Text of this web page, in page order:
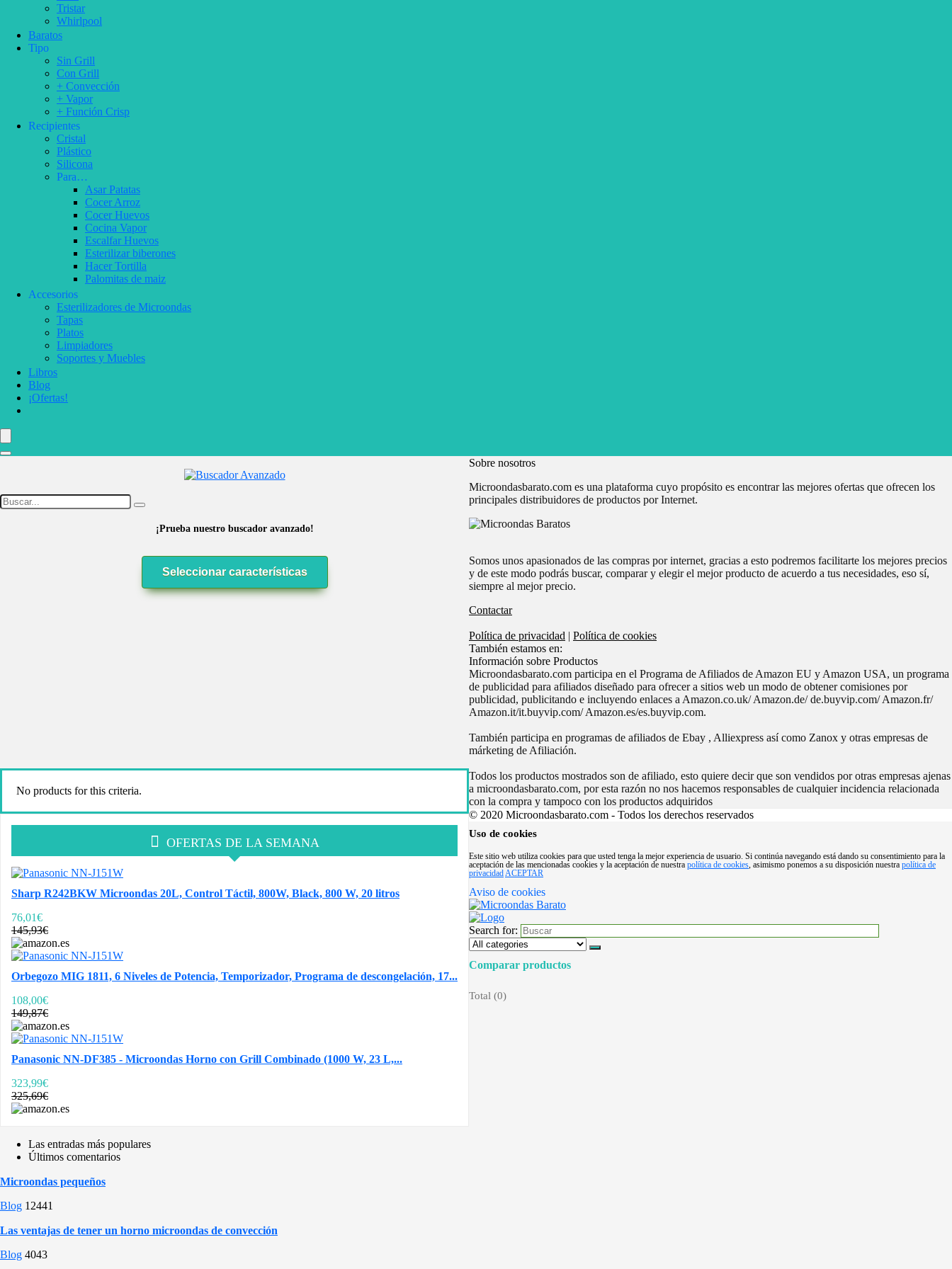
Tristar
Whirlpool
Baratos
Tipo
Sin Grill
Con Grill
+ Convección
+ Vapor
+ Función Crisp
Recipientes
Cristal
Plástico
Silicona
Para…
Asar Patatas
Cocer Arroz
Cocer Huevos
Cocina Vapor
Escalfar Huevos
Esterilizar biberones
Hacer Tortilla
Palomitas de maiz
Accesorios
Esterilizadores de Microondas
Tapas
Platos
Limpiadores
Soportes y Muebles
Libros
Blog
¡Ofertas!
¡Prueba nuestro buscador avanzado!
Seleccionar características
No products for this criteria.
OFERTAS DE LA SEMANA
Sharp R242BKW Microondas 20L, Control Táctil, 800W, Black, 800 W, 20 litros
76,01€
145,93€
Orbegozo MIG 1811, 6 Niveles de Potencia, Temporizador, Programa de descongelación, 17...
108,00€
149,87€
Panasonic NN-DF385 - Microondas Horno con Grill Combinado (1000 W, 23 L,...
323,99€
325,69€
Las entradas más populares
Últimos comentarios
Microondas pequeños
Blog 12441
Las ventajas de tener un horno microondas de convección
Blog 4043
Sobre nosotros
Microondasbarato.com es una plataforma cuyo propósito es encontrar las mejores ofertas que ofrecen los
principales distribuidores de productos por Internet.
Somos unos apasionados de las compras por internet, gracias a esto podremos facilitarte los mejores precios
y de este modo podrás buscar, comparar y elegir el mejor producto de acuerdo a tus necesidades, eso sí,
siempre al mejor precio.
Contactar
Política de privacidad | Política de cookies
También estamos en:
Información sobre Productos
Microondasbarato.com participa en el Programa de Afiliados de Amazon EU y Amazon USA, un programa
de publicidad para afiliados diseñado para ofrecer a sitios web un modo de obtener comisiones por
publicidad, publicitando e incluyendo enlaces a Amazon.co.uk/ Amazon.de/ de.buyvip.com/ Amazon.fr/
Amazon.it/it.buyvip.com/ Amazon.es/es.buyvip.com.
También participa en programas de afiliados de Ebay , Alliexpress así como Zanox y otras empresas de
márketing de Afiliación.
Todos los productos mostrados son de afiliado, esto quiere decir que son vendidos por otras empresas ajenas
a microondasbarato.com, por esta razón no nos hacemos responsables de cualquier incidencia relacionada
con la compra y tampoco con los productos adquiridos
© 2020 Microondasbarato.com - Todos los derechos reservados
Uso de cookies
Este sitio web utiliza cookies para que usted tenga la mejor experiencia de usuario. Si continúa navegando está dando su consentimiento para la
aceptación de las mencionadas cookies y la aceptación de nuestra política de cookies, asimismo ponemos a su disposición nuestra política de
privacidadACEPTAR
Aviso de cookies
Search for:
Comparar productos
Total (0)